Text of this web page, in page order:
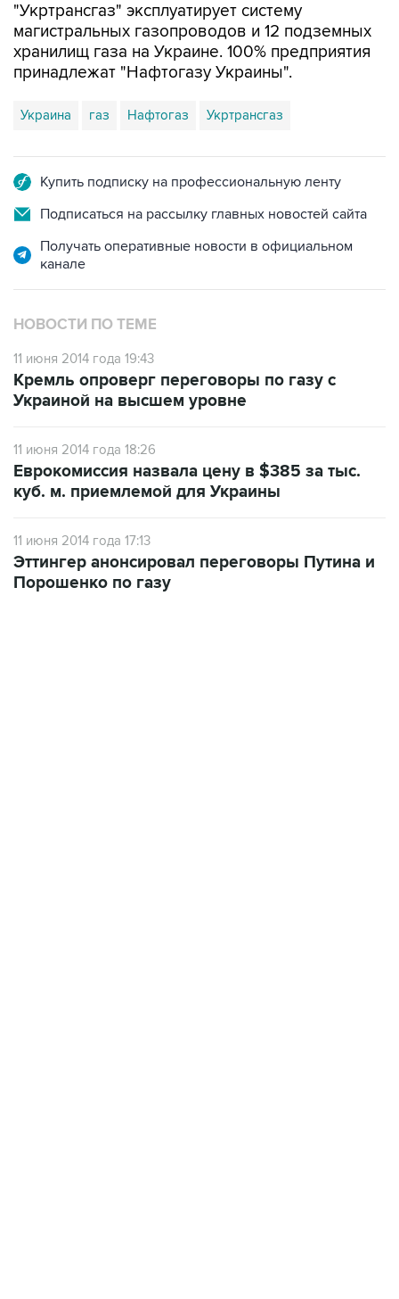
"Укртрансгаз" эксплуатирует систему
магистральных газопроводов и 12 подземных
хранилищ газа на Украине. 100% предприятия
принадлежат "Нафтогазу Украины".
Украина газ Нафтогаз Укртрансгаз
Купить подписку на профессиональную ленту
Подписаться на рассылку главных новостей сайта
Получать оперативные новости в официальном
канале
НОВОСТИ ПО ТЕМЕ
11 июня 2014 года 19:43
Кремль опроверг переговоры по газу с
Украиной на высшем уровне
11 июня 2014 года 18:26
Еврокомиссия назвала цену в $385 за тыс.
куб. м. приемлемой для Украины
11 июня 2014 года 17:13
Эттингер анонсировал переговоры Путина и
Порошенко по газу